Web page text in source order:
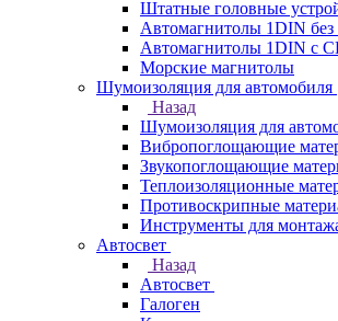
Штатные головные
Автомагнитолы 1DIN без
Автомагнитолы 1DIN с
Морские магнитолы
Шумоизоляция для автомобиля
Назад
Шумоизоляция для
Вибропоглощающие
Звукопоглощающие
Теплоизоляционные
Противоскрипные
Инструменты для
Автосвет
Назад
Автосвет
Галоген